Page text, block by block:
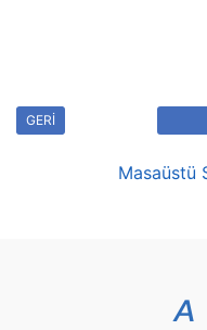
GERİ
Masaüstü
A